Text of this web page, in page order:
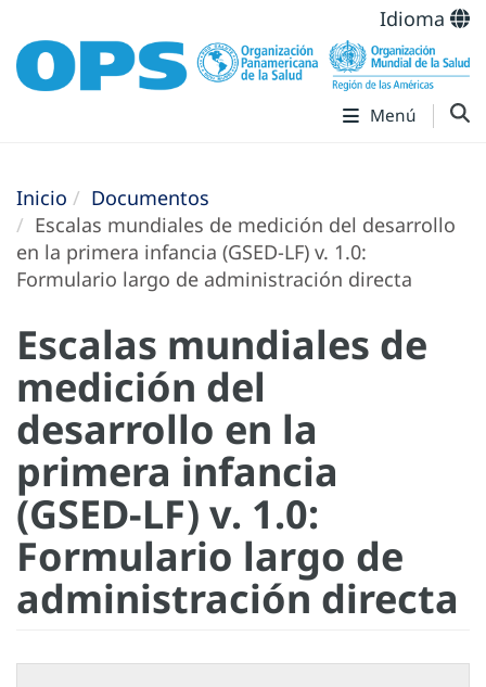
Idioma
Menú
Inicio
Documentos
Escalas mundiales de medición del desarrollo
en la primera infancia (GSED-LF) v. 1.0:
Formulario largo de administración directa
Escalas mundiales de
medición del
desarrollo en la
primera infancia
(GSED-LF) v. 1.0:
Formulario largo de
administración directa